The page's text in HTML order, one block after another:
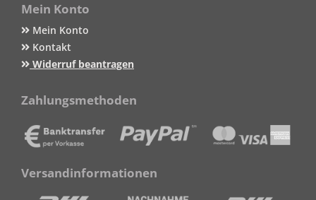
Mein Konto
Mein Konto
Kontakt
Widerruf beantragen
Zahlungsmethoden
Versandinformationen